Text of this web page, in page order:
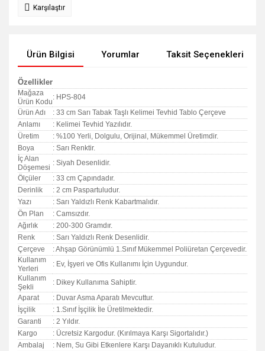
Karşılaştır
Ürün Bilgisi Yorumlar Taksit Seçenekleri
Özellikler
Mağaza
Ürün Kodu
: HPS-804
Ürün Adı
: 33 cm Sarı Tabak Taşlı Kelimei Tevhid Tablo Çerçeve
Anlamı
: Kelimei Tevhid Yazılıdır.
Üretim
: %100 Yerli, Dolgulu, Orijinal, Mükemmel Üretimdir.
Boya
: Sarı Renktir.
İç Alan
Döşemesi
: Siyah Desenlidir.
Ölçüler
: 33 cm Çapındadır.
Derinlik
: 2 cm Paspartuludur.
Yazı
: Sarı Yaldızlı Renk Kabartmalıdır.
Ön Plan
: Camsızdır.
Ağırlık
: 200-300 Gramdır.
Renk
: Sarı Yaldızlı Renk Desenlidir.
Çerçeve
: Ahşap Görünümlü 1.Sınıf Mükemmel Poliüretan Çerçevedir.
Kullanım
Yerleri
: Ev, İşyeri ve Ofis Kullanımı İçin Uygundur.
Kullanım
Şekli
: Dikey Kullanıma Sahiptir.
Aparat
: Duvar Asma Aparatı Mevcuttur.
İşçilik
: 1.Sınıf İşçilik İle Üretilmektedir.
Garanti
: 2 Yıldır.
Kargo
: Ücretsiz Kargodur. (Kırılmaya Karşı Sigortalıdır.)
Ambalaj
: Nem, Su Gibi Etkenlere Karşı Dayanıklı Kutuludur.